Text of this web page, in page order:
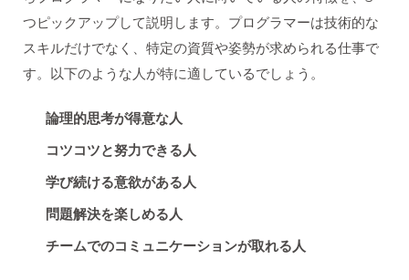
つピックアップして説明します。プログラマーは技術的な
スキルだけでなく、特定の資質や姿勢が求められる仕事で
す。以下のような人が特に適しているでしょう。
論理的思考が得意な人
コツコツと努力できる人
学び続ける意欲がある人
問題解決を楽しめる人
チームでのコミュニケーションが取れる人